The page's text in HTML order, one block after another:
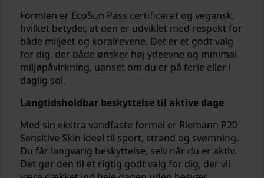
Formlen er EcoSun Pass certificeret og vegansk,
hvilket betyder, at den er udviklet med respekt for
både miljøet og koralrevene. Det er et godt valg
for dig, der både ønsker høj ydeevne og minimal
miljøpåvirkning, uanset om du er på ferie eller i
daglig sol.
Langtidsholdbar beskyttelse til aktive dage
Med sin ekstra vandfaste formel er Riemann P20
Sensitive Skin ideel til sport, strand og svømning.
Du får langvarig beskyttelse, selv når du er aktiv.
Det gør den til et rigtig godt valg for dig, der vil